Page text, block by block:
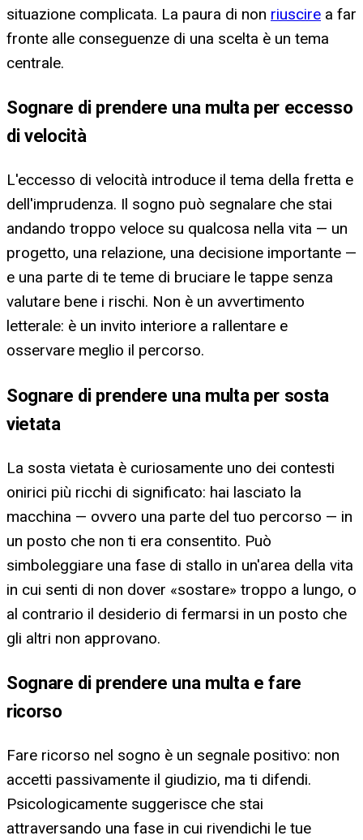
situazione complicata. La paura di non riuscire a far
fronte alle conseguenze di una scelta è un tema
centrale.
Sognare di prendere una multa per eccesso
di velocità
L'eccesso di velocità introduce il tema della fretta e
dell'imprudenza. Il sogno può segnalare che stai
andando troppo veloce su qualcosa nella vita — un
progetto, una relazione, una decisione importante —
e una parte di te teme di bruciare le tappe senza
valutare bene i rischi. Non è un avvertimento
letterale: è un invito interiore a rallentare e
osservare meglio il percorso.
Sognare di prendere una multa per sosta
vietata
La sosta vietata è curiosamente uno dei contesti
onirici più ricchi di significato: hai lasciato la
macchina — ovvero una parte del tuo percorso — in
un posto che non ti era consentito. Può
simboleggiare una fase di stallo in un'area della vita
in cui senti di non dover «sostare» troppo a lungo, o
al contrario il desiderio di fermarsi in un posto che
gli altri non approvano.
Sognare di prendere una multa e fare
ricorso
Fare ricorso nel sogno è un segnale positivo: non
accetti passivamente il giudizio, ma ti difendi.
Psicologicamente suggerisce che stai
attraversando una fase in cui rivendichi le tue